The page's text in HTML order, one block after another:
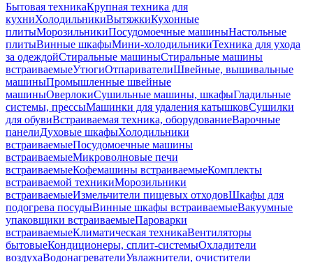
Бытовая техникаКрупная техника для
кухниХолодильникиВытяжкиКухонные
плитыМорозильникиПосудомоечные машиныНастольные
плитыВинные шкафыМини-холодильникиТехника для ухода
за одеждойСтиральные машиныСтиральные машины
встраиваемыеУтюгиОтпаривателиШвейные, вышивальные
машиныПромышленные швейные
машиныОверлокиСушильные машины, шкафыГладильные
системы, прессыМашинки для удаления катышковСушилки
для обувиВстраиваемая техника, оборудованиеВарочные
панелиДуховые шкафыХолодильники
встраиваемыеПосудомоечные машины
встраиваемыеМикроволновые печи
встраиваемыеКофемашины встраиваемыеКомплекты
встраиваемой техникиМорозильники
встраиваемыеИзмельчители пищевых отходовШкафы для
подогрева посудыВинные шкафы встраиваемыеВакуумные
упаковщики встраиваемыеПароварки
встраиваемыеКлиматическая техникаВентиляторы
бытовыеКондиционеры, сплит-системыОхладители
воздухаВодонагревателиУвлажнители, очистители